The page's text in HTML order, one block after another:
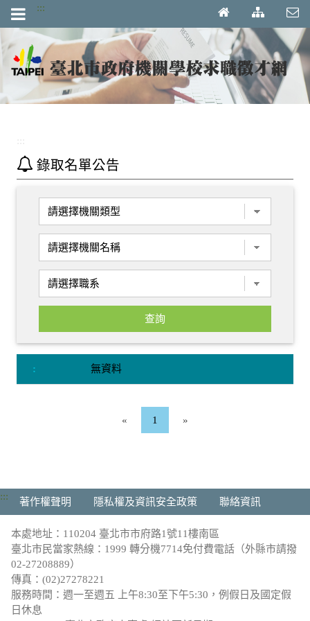
跳到主要內容區塊
:::
錄取名單公告
無資料
« 1 »
::: 著作權聲明 隱私權及資訊安全政策 聯絡資訊
本處地址：110204 臺北市市府路1號11樓南區
臺北市民當家熱線：1999 轉分機7714免付費電話（外縣市請撥
02-27208889）
傳真：(02)27278221
服務時間：週一至週五 上午8:30至下午5:30，例假日及國定假
日休息